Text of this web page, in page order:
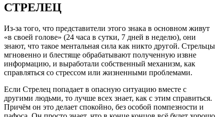
СТРЕЛЕЦ
Из-за того, что представители этого знака в основном живут
«в своей голове» (24 часа в сутки, 7 дней в неделю), они
знают, что такое ментальная сила как никто другой. Стрельцы
мгновенно и блестяще обрабатывают полученную извне
информацию, и выработали собственный механизм, как
справляться со стрессом или жизненными проблемами.
Если Стрелец попадает в опасную ситуацию вместе с
другими людьми, то лучше всех знает, как с этим справиться.
Причём он это делает спокойно, без особой помпезности и